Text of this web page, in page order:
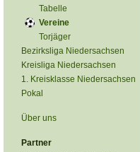
Tabelle
Vereine
Torjäger
Bezirksliga Niedersachsen
Kreisliga Niedersachsen
1. Kreisklasse Niedersachsen
Pokal
Über uns
Partner